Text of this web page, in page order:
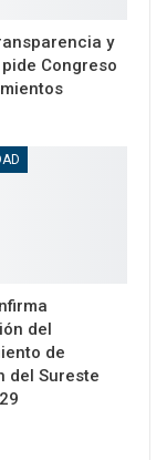
y
Congreso
del
de
del Sureste